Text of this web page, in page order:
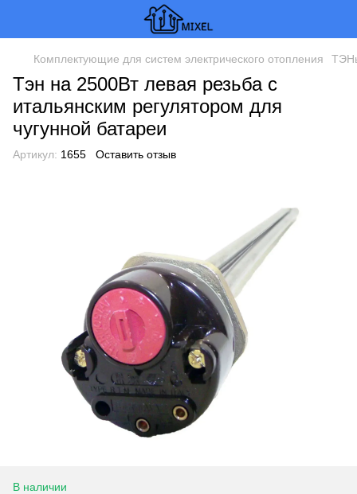
Комплектующие для систем электрического отопления
Тэн на 2500Вт левая резьба с
итальянским регулятором для
чугунной батареи
Артикул: 1655 Оставить отзыв
В наличии